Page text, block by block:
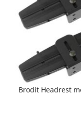
Brodit Headrest